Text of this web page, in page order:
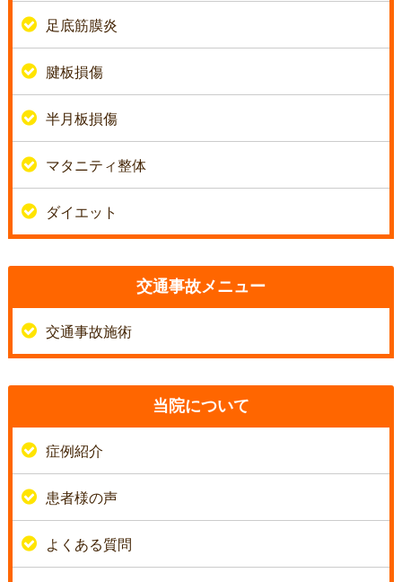
足底筋膜炎
腱板損傷
半月板損傷
マタニティ整体
ダイエット
交通事故メニュー
交通事故施術
当院について
症例紹介
患者様の声
よくある質問